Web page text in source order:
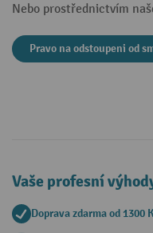
Nebo prostřednictvím
Pravo na odstoupeni od
Vaše profesní
Doprava zdarma od 1300